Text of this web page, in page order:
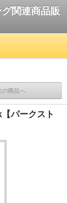
関連商品販
の商品へ
パークスト